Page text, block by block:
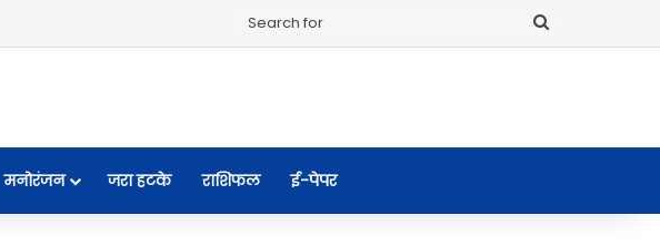
मनोरंजन जरा हटके राशिफल ई-पेपर